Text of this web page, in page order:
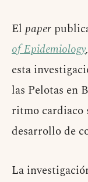
El paper
of Epidemiology,
esta
las Pelotas en
ritmo cardiaco
desarrollo de
La